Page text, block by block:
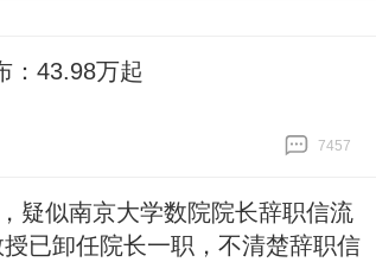
：43.98万起
7457
疑似南京大学数院院长辞职信流
已卸任院长一职，不清楚辞职信